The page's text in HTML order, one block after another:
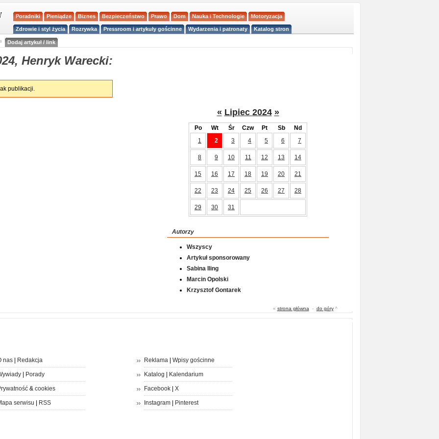
Poradniki Pieniądze Biznes Bezpieczeństwo Prawo Dom Nauka i Technologie Motoryzacja
Zdrowie i styl życia Rozrywka Pressroom i artykuły gościnne Wydarzenia i patronaty Katalog stron
Dodaj artykuł / link
Henryk Warecki:
publikacji.
« Lipiec 2024 »
Po Wt Śr Czw Pt Sb
Nd
1
2 3 4 5 6 7
8 9 10 11 12 13 14
15 16 17 18 19 20 21
22 23 24 25 26 27 28
29 30 31
Autorzy
Wszyscy
Artykuł sponsorowany
Sabina Iling
Marcin Opolski
Krzysztof Gontarek
« strona główna - do góry^
nas| Redakcja
| Porady
& cookies
serwisu RSS
Reklama| Wpisy gościnne
Katalog Kalendarium
Facebook| X
Instagram| Pinterest